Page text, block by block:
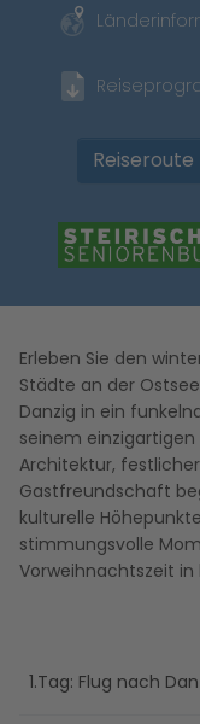
Reiseroute
Erleben Sie den
Städte an der
Danzig in ein
seinem
Architektur,
Gastfreundschaft
kulturelle
stimmungsvolle
Vorweihnachtszeit
1.Tag: Flug nach